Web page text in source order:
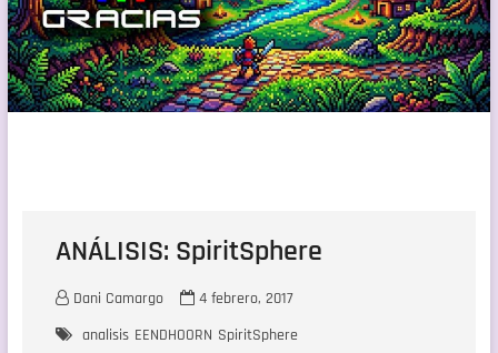
ANÁLISIS: SpiritSphere
Dani Camargo
4 febrero, 2017
analisis EENDHOORN SpiritSphere